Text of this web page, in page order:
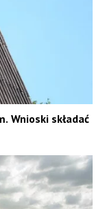
Wnioski składać